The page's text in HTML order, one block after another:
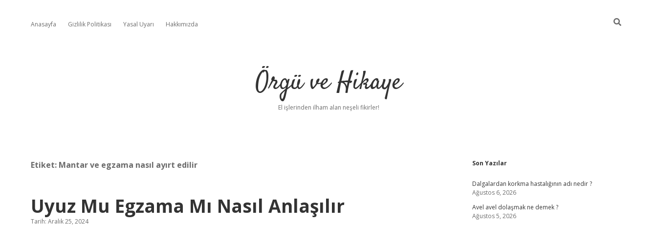
Anasayfa Gizlilik Politikası Yasal Uyarı Hakkımızda
Örgü ve Hikaye
El işlerinden ilham alan neşeli fikirler!
Etiket: Mantar ve egzama nasıl ayırt edilir
Uyuz Mu Egzama Mı Nasıl Anlaşılır
Tarih: Aralık 25, 2024
Sidebar
Son Yazılar
Dalgalardan korkma hastalığının adı nedir ?
Ağustos 6, 2026
Avel avel dolaşmak ne demek ?
Ağustos 5, 2026